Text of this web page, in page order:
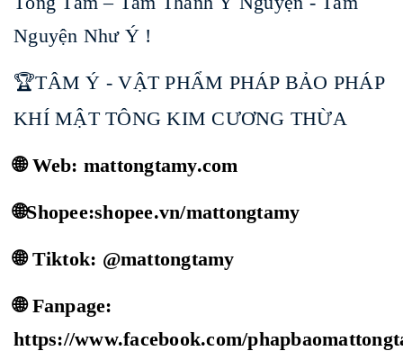
Nguyện Như Ý !
🏆TÂM Ý - VẬT PHẨM PHÁP BẢO PHÁP
KHÍ MẬT TÔNG KIM CƯƠNG THỪA
🌐 Web: mattongtamy.com
🌐Shopee:shopee.vn/mattongtamy
🌐 Tiktok: @mattongtamy
🌐 Fanpage:
https://www.facebook.com/